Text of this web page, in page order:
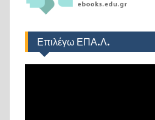
Επιλέγω ΕΠΑ.Λ.